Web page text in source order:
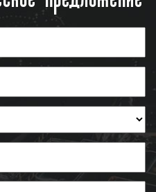
ведущие активный
телевидение смотрят
ориентирована на
Вместе с тем,
разный контент,
публику.
чтобы разместить
эффективностью. В